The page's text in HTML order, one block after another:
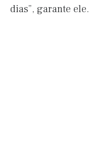
dias”, garante ele.